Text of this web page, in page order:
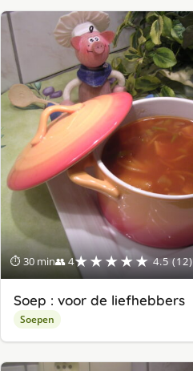
⏱ 30 min👥 4★★★★★ 4.5 (12)
Soep : voor de liefhebbers
Soepen